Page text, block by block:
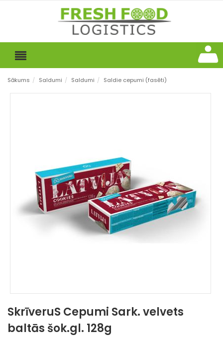
Sākums / Saldumi / Saldumi / Saldie cepumi (fasēti)
SkrīveruS Cepumi Sark. velvets
baltās šok.gl. 128g